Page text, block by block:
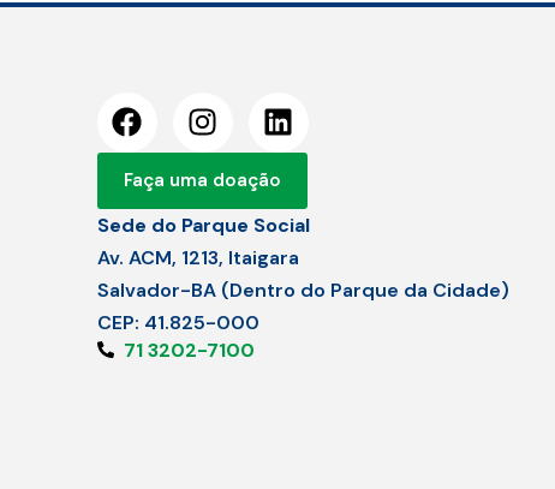
Faça uma doação
Sede do Parque Social
Av. ACM, 1213, Itaigara
Salvador-BA (Dentro do Parque da Cidade)
CEP: 41.825-000
71 3202-7100